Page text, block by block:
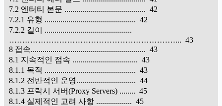
7.2 엔터티 본문 ......................................... 42
7.2.1 유형 .............................................. 42
7.2.2 길이 ............................................
………………………………………………………... 43
8 접속.......................................................... 43
8.1 지속적인 접속 ................................. 43
8.1.1 목적 .............................................. 43
8.1.2 전반적인 운영.............................. 44
8.1.3 프락시 서버(Proxy Servers) ........ 45
8.1.4 실제적인 고려 사항 .................. 45